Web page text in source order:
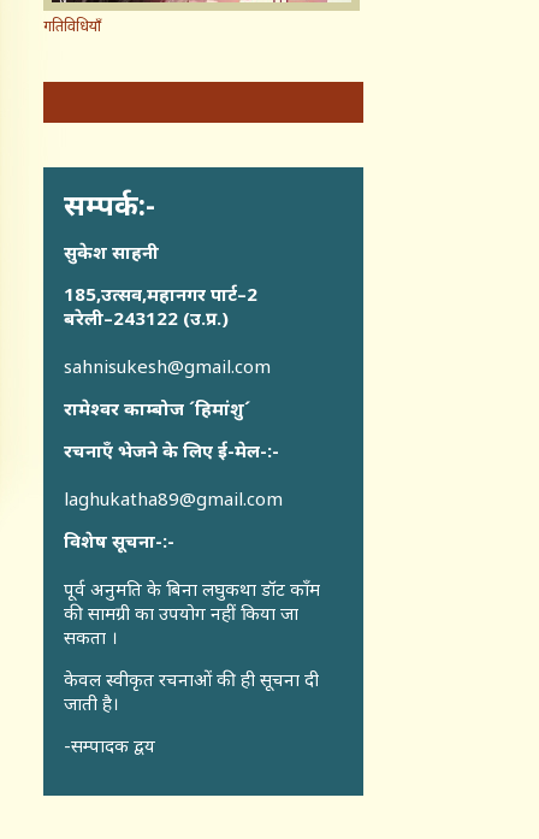
गतिविधियाँ
सम्पर्क:-
सुकेश साहनी
185,उत्सव,महानगर पार्ट–2
बरेली–243122 (उ.प्र.)
sahnisukesh@gmail.com
रामेश्वर काम्बोज ´हिमांशु´
रचनाएँ भेजने के लिए ई-मेल-:-
laghukatha89@gmail.com
विशेष सूचना-:-
पूर्व अनुमति के बिना लघुकथा डॉट कॉंम
की सामग्री का उपयोग नहीं किया जा
सकता ।
केवल स्वीकृत रचनाओं की ही सूचना दी
जाती है।
-सम्पादक द्वय